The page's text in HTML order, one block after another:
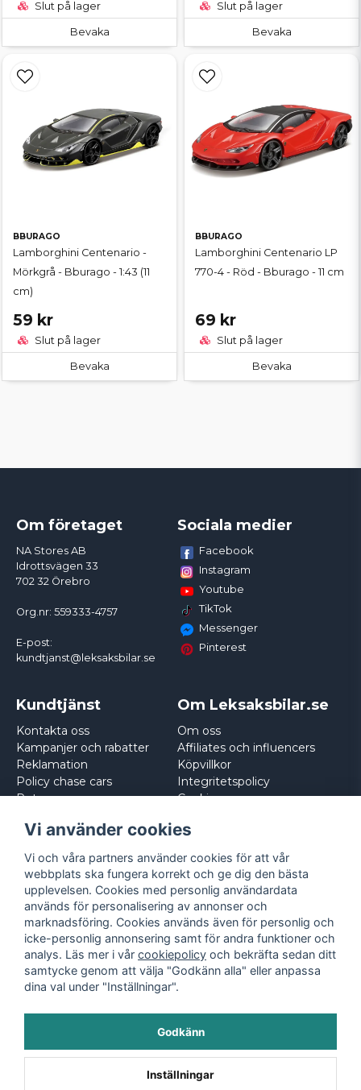
Slut på lager
Bevaka
Slut på lager
Bevaka
BBURAGO
Lamborghini Centenario -
Mörkgrå - Bburago - 1:43 (11
cm)
59 kr
Slut på lager
Bevaka
BBURAGO
Lamborghini Centenario LP
770-4 - Röd - Bburago - 11 cm
69 kr
Slut på lager
Bevaka
Om företaget
NA Stores AB
Idrottsvägen 33
702 32 Örebro
Org.nr: 559333-4757
E-post:
kundtjanst@leksaksbilar.se
Sociala medier
Facebook
Instagram
Youtube
TikTok
Messenger
Pinterest
Kundtjänst
Kontakta oss
Kampanjer och rabatter
Reklamation
Policy chase cars
Returnera
Om Leksaksbilar.se
Om oss
Affiliates och influencers
Köpvillkor
Integritetspolicy
Cookies
Vi använder cookies
Vi och våra partners använder cookies för att vår
webbplats ska fungera korrekt och ge dig den bästa
upplevelsen. Cookies med personlig användardata
används för personalisering av annonser och
marknadsföring. Cookies används även för personlig och
icke-personlig annonsering samt för andra funktioner och
analys. Läs mer i vår cookiepolicy och bekräfta sedan ditt
samtycke genom att välja "Godkänn alla" eller anpassa
dina val under "Inställningar".
Godkänn
Inställningar